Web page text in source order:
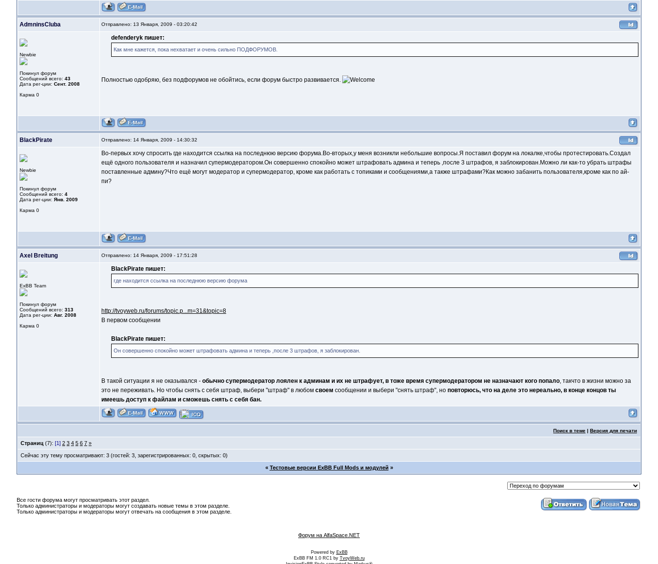
AdmninsCluba Отправлено: 13 Января, 2009 - 03:20:42
Newbie
Покинул форум
Сообщений всего: 43
Дата рег-ции: Сент. 2008
Карма 0
defenderyk пишет:
Как мне кажется, пока нехватает и очень сильно ПОДФОРУМОВ.
Полностью одобряю, без подфорумов не обойтись, если форум быстро развивается.
BlackPirate Отправлено: 14 Января, 2009 - 14:30:32
Newbie
Покинул форум
Сообщений всего: 4
Дата рег-ции: Янв. 2009
Карма 0
Во-первых хочу спросить где находится ссылка на последнюю версию форума.Во-вторых,у меня возникли небольшие вопросы.Я поставил форум на локалке,чтобы протестировать.Создал
ещё одного пользователя и назначил супермодератором.Он совершенно спокойно может штрафовать админа и теперь ,после 3 штрафов, я заблокирован.Можно ли как-то убрать штрафы
поставленные админу?Что ещё могут модератор и супермодератор, кроме как работать с топиками и сообщениями,а также штрафами?Как можно забанить пользователя,кроме как по ай-
пи?
Axel Breitung Отправлено: 14 Января, 2009 - 17:51:28
ExBB Team
Покинул форум
Сообщений всего: 313
Дата рег-ции: Авг. 2008
Карма 0
BlackPirate пишет:
где находится ссылка на последнюю версию форума
http://tvoyweb.ru/forums/topic.p...m=31&topic=8
В первом сообщении
BlackPirate пишет:
Он совершенно спокойно может штрафовать админа и теперь ,после 3 штрафов, я заблокирован.
В такой ситуации я не оказывался - обычно супермодератор лоялен к админам и их не штрафует, в тоже время супермодератором не назначают кого попало, такчто в жизни можно за
это не переживать. Но чтобы снять с себя штраф, выбери "штраф" в любом своем сообщении и выбери "снять штраф", но повторюсь, что на деле это нереально, в конце концов ты
имеешь доступ к файлам и сможешь снять с себя бан.
Поиск в теме | Версия для печати
Страниц (7): [1] 2 3 4 5 6 7 »
Сейчас эту тему просматривают: 3 (гостей: 3, зарегистрированных: 0, скрытых: 0)
« Тестовые версии ExBB Full Mods и модулей »
Все гости форума могут просматривать этот раздел.
Только администраторы и модераторы могут создавать новые темы в этом разделе.
Только администраторы и модераторы могут отвечать на сообщения в этом разделе.
Форум на AlfaSpace.NET
Powered by ExBB
ExBB FM 1.0 RC1 by TvoyWeb.ru